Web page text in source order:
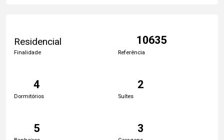
Residencial
Finalidade
10635
Referência
4
Dormitórios
2
Suítes
5 3